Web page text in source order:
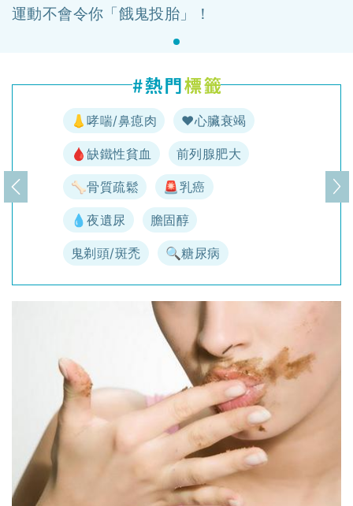
運動不會令你「餓鬼投胎」！
👃哮喘/鼻瘜肉 ♥️心臟衰竭
🩸缺鐵性貧血 前列腺肥大
🦴骨質疏鬆 🚨乳癌
💧夜遺尿 膽固醇
鬼剃頭/斑禿 🔍糖尿病
上一頁 下